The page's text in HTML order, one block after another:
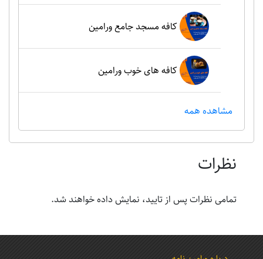
کافه مسجد جامع ورامین
کافه های خوب ورامین
مشاهده همه
نظرات
تمامی نظرات پس از تایید، نمایش داده خواهند شد.